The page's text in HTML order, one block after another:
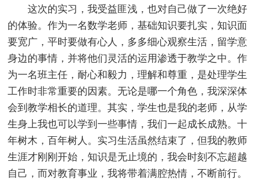
这次的实习，我受益匪浅，也对自己做了一次绝好
的体验。作为一名数学老师，基础知识要扎实，知识面
要宽广，平时要做有心人，多多细心观察生活，留学意
身边的事情，并将他们灵活的运用渗透于教学之中。作
为一名班主任，耐心和毅力，理解和尊重，是处理学生
工作时非常重要的因素。无论是哪一个角色，我深深体
会到教学相长的道理。其实，学生也是我的老师，从学
生身上我也可以学到一些事情，我们一起成长成熟。十
年树木，百年树人。实习生活虽然结束了，但我的教师
生涯才刚刚开始，知识是无止境的，我会时刻不忘超越
自己，而对教育事业，我将带着满腔热情，不断前行。